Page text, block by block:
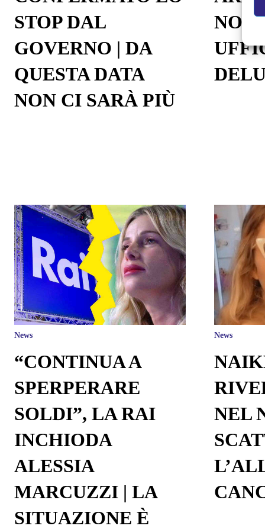
STOP DAL
GOVERNO | DA
QUESTA DATA
NON CI SARÀ PIÙ
News
“CONTINUA A
SPERPERARE
SOLDI”, LA RAI
INCHIODA
ALESSIA
MARCUZZI | LA
SITUAZIONE È
News
NEL